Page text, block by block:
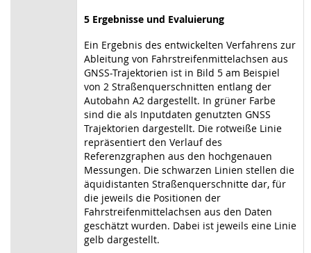
5 Ergebnisse und Evaluierung
Ein Ergebnis des entwickelten Verfahrens zur
Ableitung von Fahrstreifenmittelachsen aus
GNSS-Trajektorien ist in Bild 5 am Beispiel
von 2 Straßenquerschnitten entlang der
Autobahn A2 dargestellt. In grüner Farbe
sind die als Inputdaten genutzten GNSS
Trajektorien dargestellt. Die rotweiße Linie
repräsentiert den Verlauf des
Referenzgraphen aus den hochgenauen
Messungen. Die schwarzen Linien stellen die
äquidistanten Straßenquerschnitte dar, für
die jeweils die Positionen der
Fahrstreifenmittelachsen aus den Daten
geschätzt wurden. Dabei ist jeweils eine Linie
gelb dargestellt.